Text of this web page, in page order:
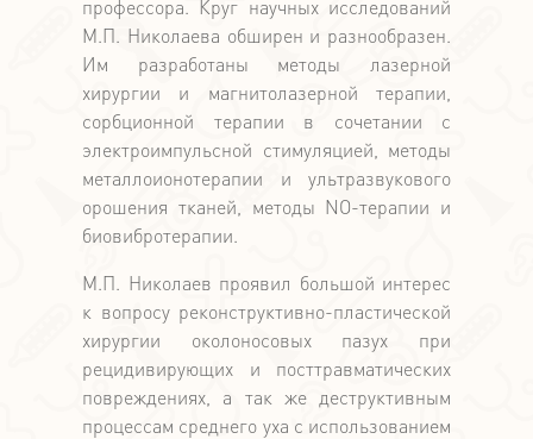
профессора. Круг научных исследований
М.П. Николаева обширен и разнообразен.
Им разработаны методы лазерной
хирургии и магнитолазерной терапии,
сорбционной терапии в сочетании с
электроимпульсной стимуляцией, методы
металлоионотерапии и ультразвукового
орошения тканей, методы NO-терапии и
биовибротерапии.
М.П. Николаев проявил большой интерес
к вопросу реконструктивно-пластической
хирургии околоносовых пазух при
рецидивирующих и посттравматических
повреждениях, а так же деструктивным
процессам среднего уха с использованием